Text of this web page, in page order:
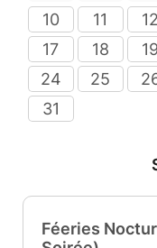
10
11 12
17
18 19
24
25
31
Féeries